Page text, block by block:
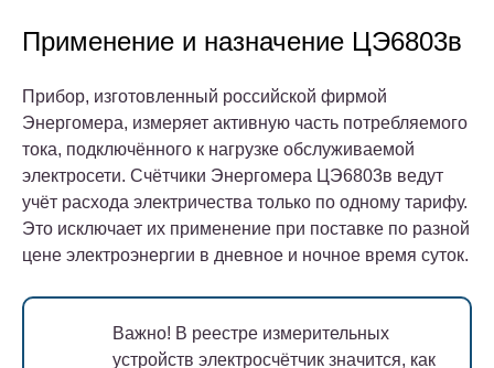
Применение и назначение ЦЭ6803в
Прибор, изготовленный российской фирмой
Энергомера, измеряет активную часть потребляемого
тока, подключённого к нагрузке обслуживаемой
электросети. Счётчики Энергомера ЦЭ6803в ведут
учёт расхода электричества только по одному тарифу.
Это исключает их применение при поставке по разной
цене электроэнергии в дневное и ночное время суток.
Важно! В реестре измерительных
устройств электросчётчик значится, как